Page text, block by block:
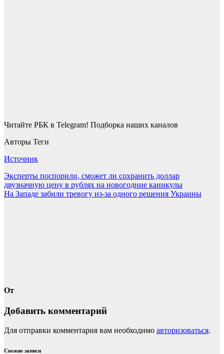
Читайте РБК в Telegram! Подборка наших каналов
Авторы Теги
Источник
Навигация
по
Эксперты поспорили, сможет ли сохранить доллар
двузначную цену в рублях на новогодние каникулы
На Западе забили тревогу из-за одного решения Украины
От
Добавить комментарий
Для отправки комментария вам необходимо авторизоваться.
Свежие записи